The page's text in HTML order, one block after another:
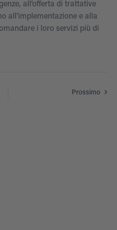
all’offerta di trattative
all’implementazione e alla
i loro servizi più di
Prossimo